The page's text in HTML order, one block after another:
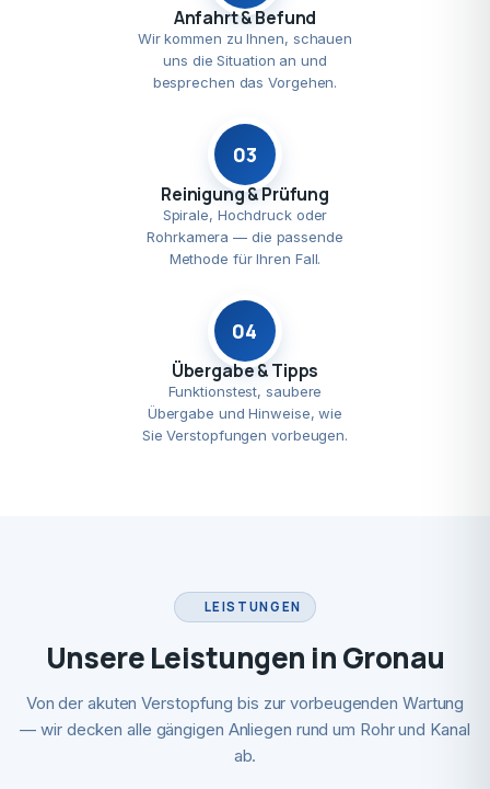
Anfahrt & Befund
Wir kommen zu Ihnen, schauen
uns die Situation an und
besprechen das Vorgehen.
03
Reinigung & Prüfung
Spirale, Hochdruck oder
Rohrkamera — die passende
Methode für Ihren Fall.
04
Übergabe & Tipps
Funktionstest, saubere
Übergabe und Hinweise, wie
Sie Verstopfungen vorbeugen.
LEISTUNGEN
Unsere Leistungen in Gronau
Von der akuten Verstopfung bis zur vorbeugenden Wartung
— wir decken alle gängigen Anliegen rund um Rohr und Kanal
ab.